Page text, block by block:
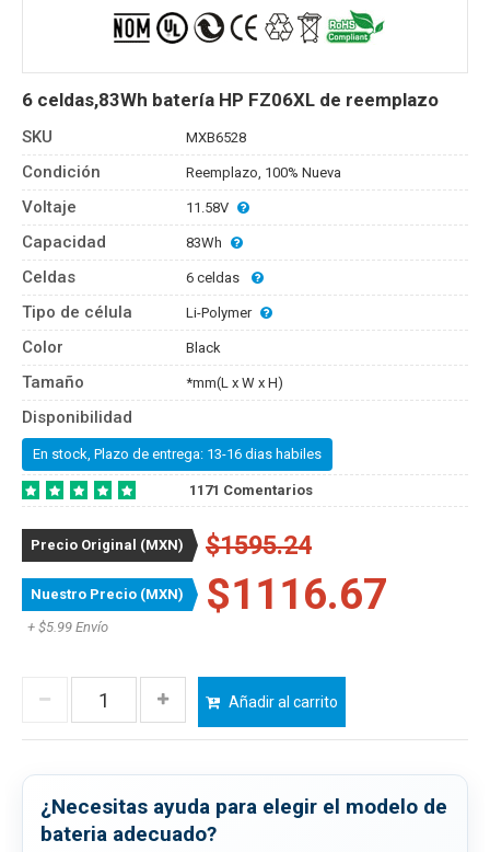
6 celdas,83Wh batería HP FZ06XL de reemplazo
SKU MXB6528
Condición Reemplazo, 100% Nueva
Voltaje 11.58V
Capacidad 83Wh
Celdas 6 celdas
Tipo de célula Li-Polymer
Color Black
Tamaño *mm(L x W x H)
Disponibilidad
En stock, Plazo de entrega: 13-16 dias habiles
1171 Comentarios
Precio Original (MXN) $1595.24
Nuestro Precio (MXN) $1116.67
+ $5.99 Envío
Añadir al carrito
¿Necesitas ayuda para elegir el modelo de
bateria adecuado?